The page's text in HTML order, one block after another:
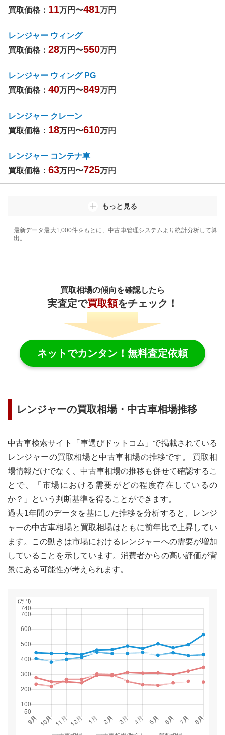
買取価格： 11万円〜481万円
レンジャー ウィング
買取価格： 28万円〜550万円
レンジャー ウィング PG
買取価格： 40万円〜849万円
レンジャー クレーン
買取価格： 18万円〜610万円
レンジャー コンテナ車
買取価格： 63万円〜725万円
もっと見る
最新データ最大1,000件をもとに、中古車管理システムより統計分析して算
出。
買取相場の傾向を確認したら
実査定で買取額をチェック！
ネットでカンタン！無料査定依頼
レンジャーの買取相場・中古車相場推移
中古車検索サイト「車選びドットコム」で掲載されている
レンジャーの買取相場と中古車相場の推移です。 買取相
場情報だけでなく、中古車相場の推移も併せて確認するこ
とで、「市場における需要がどの程度存在しているの
か？」という判断基準を得ることができます。
過去1年間のデータを基にした推移を分析すると、レンジ
ャーの中古車相場と買取相場はともに前年比で上昇してい
ます。この動きは市場におけるレンジャーへの需要が増加
していることを示しています。消費者からの高い評価が背
景にある可能性が考えられます。